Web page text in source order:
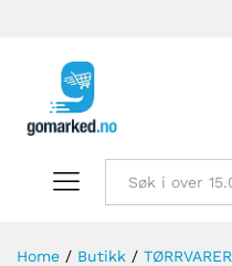
Home / Butikk / TØRRVARER